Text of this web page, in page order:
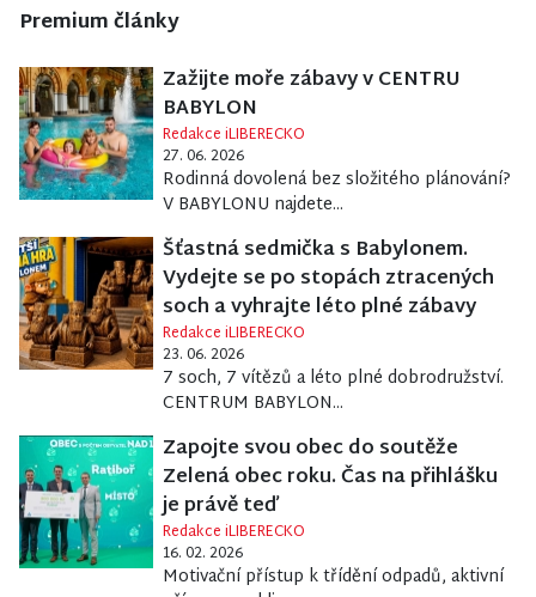
Premium články
Zažijte moře zábavy v CENTRU
BABYLON
Redakce iLIBERECKO
27. 06. 2026
Rodinná dovolená bez složitého plánování?
V BABYLONU najdete...
Šťastná sedmička s Babylonem.
Vydejte se po stopách ztracených
soch a vyhrajte léto plné zábavy
Redakce iLIBERECKO
23. 06. 2026
7 soch, 7 vítězů a léto plné dobrodružství.
CENTRUM BABYLON...
Zapojte svou obec do soutěže
Zelená obec roku. Čas na přihlášku
je právě teď
Redakce iLIBERECKO
16. 02. 2026
Motivační přístup k třídění odpadů, aktivní